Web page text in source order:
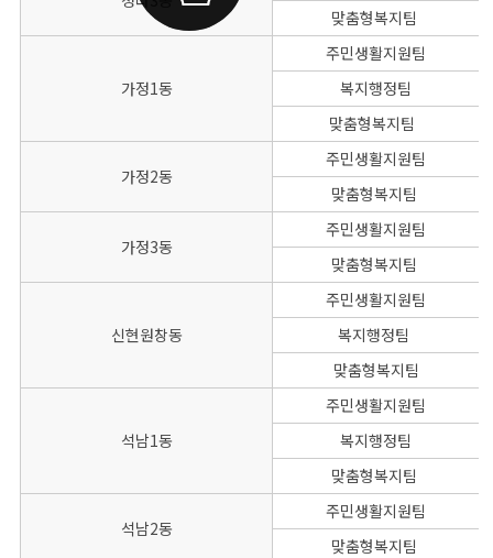
맞춤형복지팀
가정1동
주민생활지원팀
복지행정팀
맞춤형복지팀
가정2동
주민생활지원팀
맞춤형복지팀
가정3동
주민생활지원팀
맞춤형복지팀
신현원창동
주민생활지원팀
복지행정팀
맞춤형복지팀
석남1동
주민생활지원팀
복지행정팀
맞춤형복지팀
석남2동
주민생활지원팀
맞춤형복지팀